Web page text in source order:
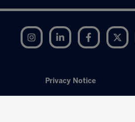
Instagram LinkedIn Facebook
Privacy Notice